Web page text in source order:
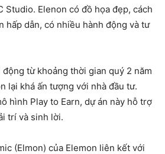
Studio. Elenon có đồ họa đẹp, cách
hấp dẫn, có nhiều hành động và tư
từ khoảng thời gian quý 2 năm
lại khá ấn tượng với nhà đầu tư.
hình Play to Earn, dự án này hỗ trợ
trí và sinh lời.
(Elmon) của Elemon liên kết với